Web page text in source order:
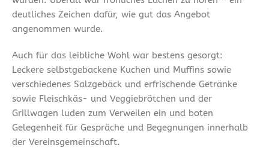
deutliches Zeichen dafür, wie gut das Angebot
angenommen wurde.
Auch für das leibliche Wohl war bestens gesorgt:
Leckere selbstgebackene Kuchen und Muffins sowie
verschiedenes Salzgebäck und erfrischende Getränke
sowie Fleischkäs- und Veggiebrötchen und der
Grillwagen luden zum Verweilen ein und boten
Gelegenheit für Gespräche und Begegnungen innerhalb
der Vereinsgemeinschaft.